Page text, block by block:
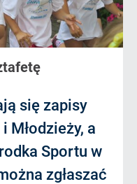
się zapisy
Młodzieży, a
Sportu w
zgłaszać